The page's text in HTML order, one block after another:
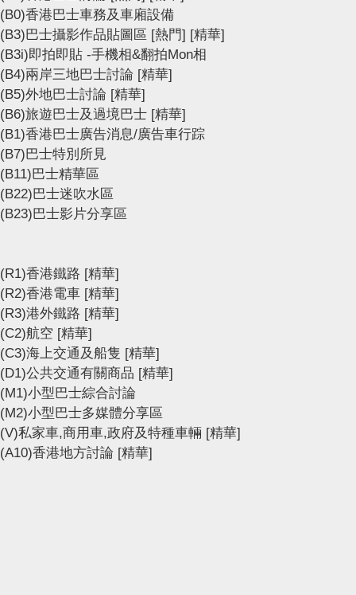
(B0)香港巴士車務及車廂設備
(B3)巴士攝影作品貼圖區 [熱門] [精華]
(B3i)即拍即貼 -手機相&翻拍Mon相
(B4)兩岸三地巴士討論 [精華]
(B5)外地巴士討論 [精華]
(B6)旅遊巴士及過境巴士 [精華]
(B1)香港巴士廣告消息/廣告車行踪
(B7)巴士特別所見
(B11)巴士精華區
(B22)巴士迷吹水區
(B23)巴士影片分享區
(R1)香港鐵路 [精華]
(R2)香港電車 [精華]
(R3)港外鐵路 [精華]
(C2)航空 [精華]
(C3)海上交通及船隻 [精華]
(D1)公共交通有關商品 [精華]
(M1)小型巴士綜合討論
(M2)小型巴士多媒體分享區
(V)私家車,商用車,政府及特種車輛 [精華]
(A10)香港地方討論 [精華]